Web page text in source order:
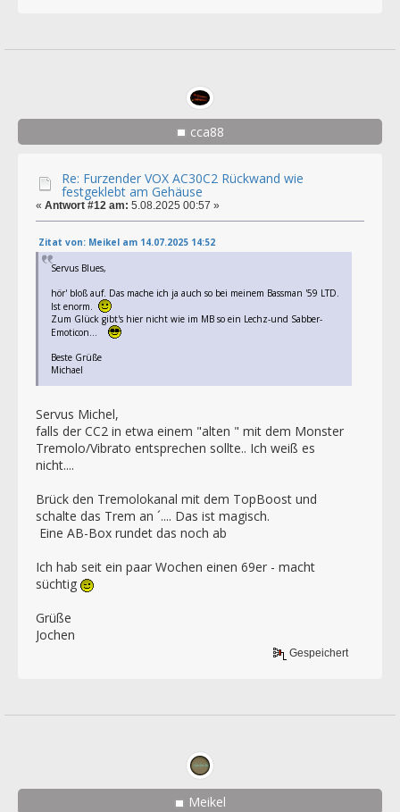
cca88
Re: Furzender VOX AC30C2 Rückwand wie
festgeklebt am Gehäuse
« Antwort #12 am: 5.08.2025 00:57 »
Zitat von: Meikel am 14.07.2025 14:52
Servus Blues,
hör' bloß auf. Das mache ich ja auch so bei meinem Bassman '59 LTD.
Ist enorm.
Zum Glück gibt's hier nicht wie im MB so ein Lechz-und Sabber-
Emoticon...
Beste Grüße
Michael
Servus Michel,
falls der CC2 in etwa einem "alten " mit dem Monster
Tremolo/Vibrato entsprechen sollte.. Ich weiß es
nicht....
Brück den Tremolokanal mit dem TopBoost und
schalte das Trem an ´.... Das ist magisch.
Eine AB-Box rundet das noch ab
Ich hab seit ein paar Wochen einen 69er - macht
süchtig
Grüße
Jochen
Gespeichert
Meikel